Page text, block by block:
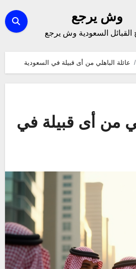
وش يرجع
القبائل السعودية وش يرجع
عائلة الباهلي من أى قبيلة في السعودية
من أى قبيلة في